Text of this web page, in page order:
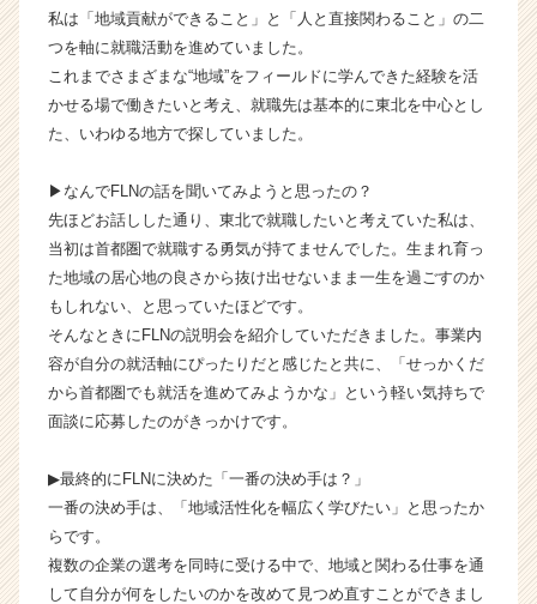
ラ
イ
ン】
|
ベ
ン
ャ
ー・
長
企
業
か
ら
ス
カ
が
届
就
活
私は「地域貢献ができること」と「人と直接関わること」の二
つを軸に就職活動を進めていました。
これまでさまざまな“地域”をフィールドに学んできた経験を活
かせる場で働きたいと考え、就職先は基本的に東北を中心とし
た、いわゆる地方で探していました。
▶︎なんでFLNの話を聞いてみようと思ったの？
先ほどお話しした通り、東北で就職したいと考えていた私は、
当初は首都圏で就職する勇気が持てませんでした。生まれ育っ
た地域の居心地の良さから抜け出せないまま一生を過ごすのか
もしれない、と思っていたほどです。
そんなときにFLNの説明会を紹介していただきました。事業内
容が自分の就活軸にぴったりだと感じたと共に、「せっかくだ
から首都圏でも就活を進めてみようかな」という軽い気持ちで
面談に応募したのがきっかけです。
▶︎最終的にFLNに決めた「一番の決め手は？」
一番の決め手は、「地域活性化を幅広く学びたい」と思ったか
らです。
複数の企業の選考を同時に受ける中で、地域と関わる仕事を通
して自分が何をしたいのかを改めて見つめ直すことができまし